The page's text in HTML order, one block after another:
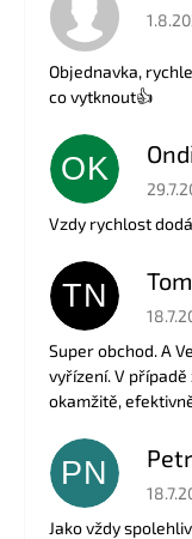
Objednavka,
co vytknout👍
OK
Vzdy rychlost
TN
Super obchod. A
vyřízení. V
okamžitě,
PN
Jako vždy